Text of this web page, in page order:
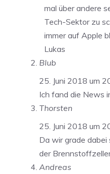
mal über andere
Tech-Sektor zu
immer auf Apple
Lukas
Blub
25. Juni 2018 um
Ich fand die News
Thorsten
25. Juni 2018 um
Da wir grade
der
Andreas